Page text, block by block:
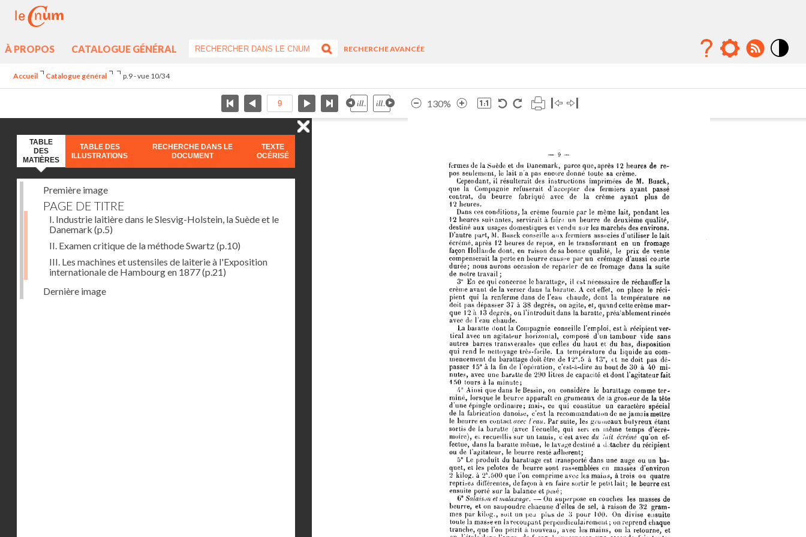
À PROPOS CATALOGUE GÉNÉRAL
RECHERCHE AVANCÉE
Accueil Catalogue général p.9 - vue 10/34
130%
TABLE
DES
MATIÈRES
TABLE DES
ILLUSTRATIONS
RECHERCHE DANS LE
DOCUMENT
TEXTE
OCÉRISÉ
Première image
PAGE DE TITRE
I. Industrie laitière dans le Slesvig-Holstein, la Suède et le
Danemark (p.5)
II. Examen critique de la méthode Swartz(p.10)
III. Les machines et ustensiles de laiterie à l'Exposition
internationale de Hambourg en 1877(p.21)
Dernière image